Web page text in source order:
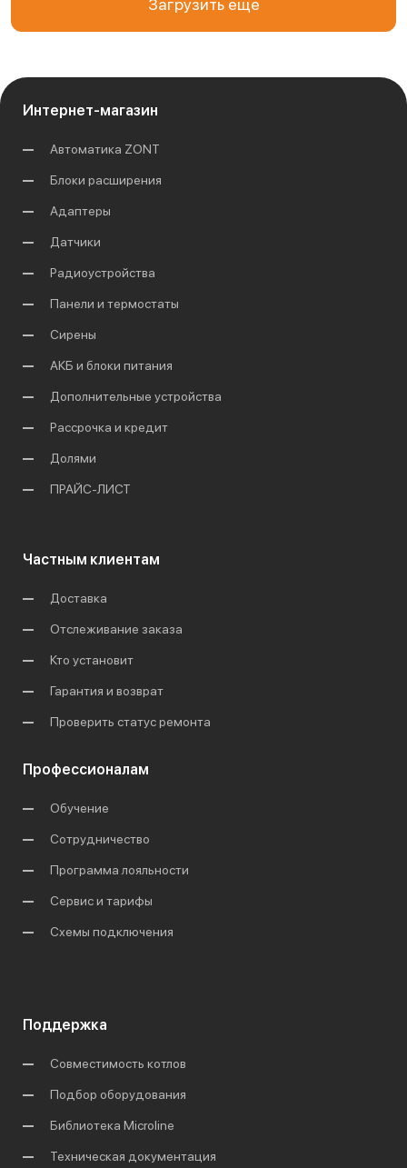
Загрузить еще
Интернет-магазин
Автоматика ZONT
Блоки расширения
Адаптеры
Датчики
Радиоустройства
Панели и термостаты
Сирены
АКБ и блоки питания
Дополнительные устройства
Рассрочка и кредит
Долями
ПРАЙС-ЛИСТ
Частным клиентам
Доставка
Отслеживание заказа
Кто установит
Гарантия и возврат
Проверить статус ремонта
Профессионалам
Обучение
Сотрудничество
Программа лояльности
Сервис и тарифы
Схемы подключения
Поддержка
Совместимость котлов
Подбор оборудования
Библиотека Microline
Техническая документация